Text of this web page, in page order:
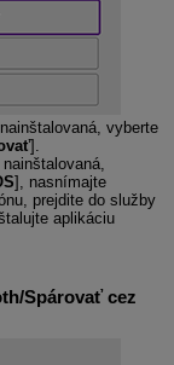
vyberte
].
], nasnímajte
prejdite do služby
aplikáciu
Spárovať cez